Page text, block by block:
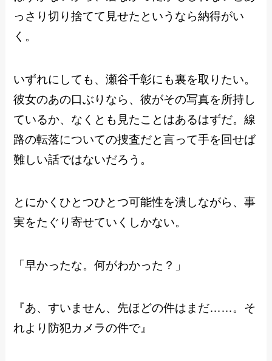
っさり切り捨てて見せたというなら納得がい
く。
いずれにしても、瀬谷千彰にも裏を取りたい。
彼女のあの口ぶりなら、彼がその写真を所持し
ているか、なくとも見たことはあるはずだ。線
路の転落についての捜査だと言って手を回せば
難しい話ではないだろう。
とにかくひとつひとつ可能性を潰しながら、事
実をたぐり寄せていくしかない。
「早かったな。何がわかった？」
『あ、すいません、先ほどの件はまだ……。そ
れより防犯カメラの件で』